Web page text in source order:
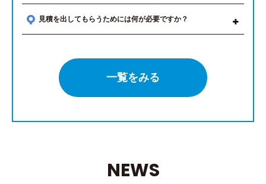
見積を出してもらうためには何が必要ですか？
一覧をみる
NEWS